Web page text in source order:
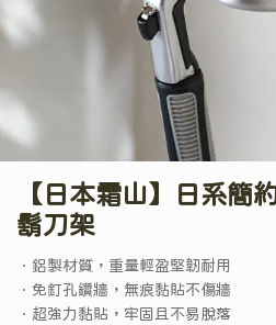
【日本霜山】日系簡
鬍刀架
．鋁製材質，重量輕盈堅韌耐用
．免釘孔鑽牆，無痕黏貼不傷牆
．超強力黏貼，牢固且不易脫落